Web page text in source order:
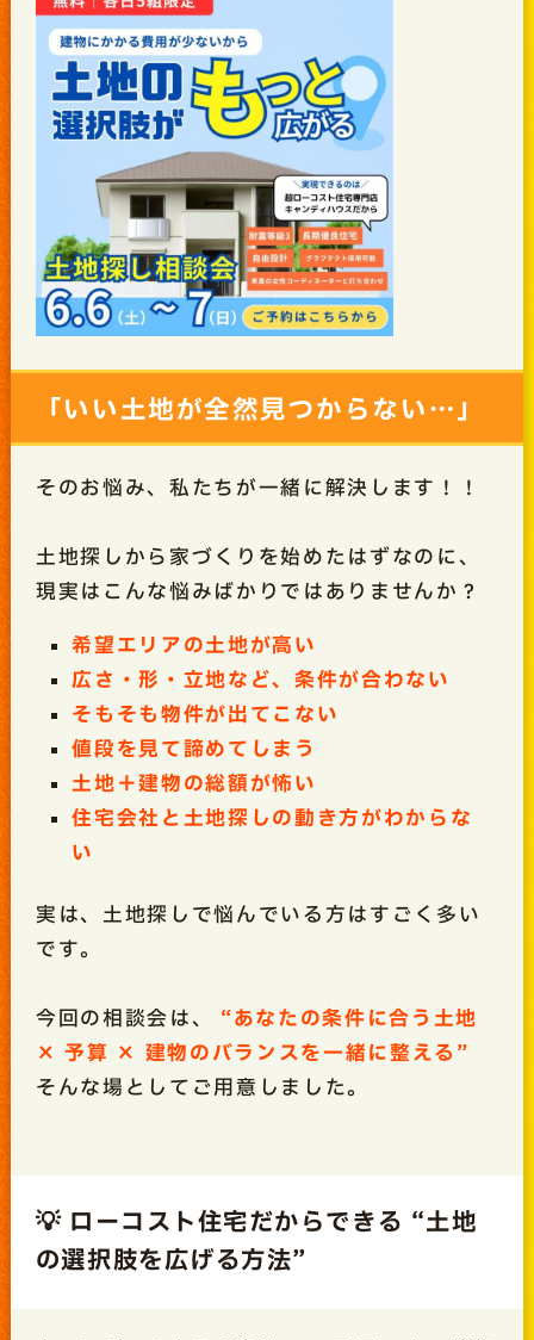
「いい土地が全然見つからない…」
そのお悩み、私たちが一緒に解決します！！
土地探しから家づくりを始めたはずなのに、
現実はこんな悩みばかりではありませんか？
希望エリアの土地が高い
広さ・形・立地など、条件が合わない
そもそも物件が出てこない
値段を見て諦めてしまう
土地＋建物の総額が怖い
住宅会社と土地探しの動き方がわからな
い
実は、土地探しで悩んでいる方はすごく多い
です。
今回の相談会は、 “あなたの条件に合う土地
× 予算 × 建物のバランスを一緒に整える”
そんな場としてご用意しました。
💡 ローコスト住宅だからできる “土地
の選択肢を広げる方法”